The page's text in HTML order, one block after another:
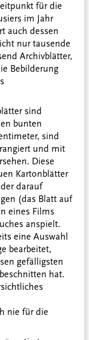
für die
im Jahr
auch dessen
nur tausende
Archivblätter,
Bebilderung
sind
bunten
sind
und mit
Diese
Kartonblätter
darauf
(das Blatt auf
eines Films
anspielt.
eine Auswahl
bearbeitet,
gefälligsten
hat.
nie für die